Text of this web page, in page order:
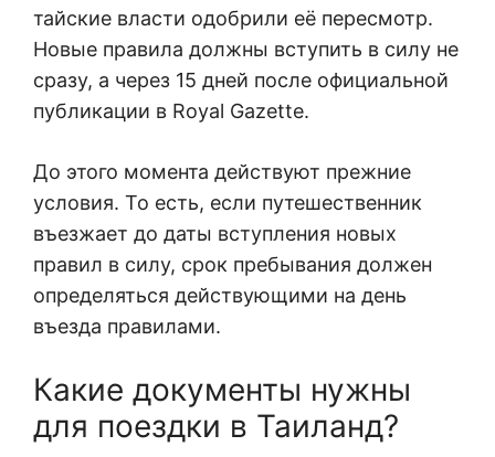
тайские власти одобрили её пересмотр.
Новые правила должны вступить в силу не
сразу, а через 15 дней после официальной
публикации в Royal Gazette.
До этого момента действуют прежние
условия. То есть, если путешественник
въезжает до даты вступления новых
правил в силу, срок пребывания должен
определяться действующими на день
въезда правилами.
Какие документы нужны
для поездки в Таиланд?